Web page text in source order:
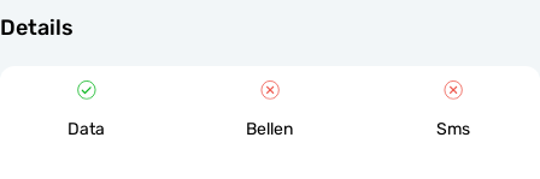
Details
Data Bellen Sms